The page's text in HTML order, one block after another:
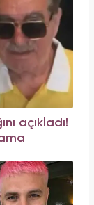
açıkladı!